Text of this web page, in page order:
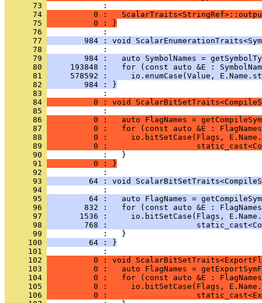
      73
      74
0 :
      75
          0 : }
      76
      77
984 : void
      78
      79
984 :   auto SymbolNames =
      80
193848 :   for (const auto &E :
      81
578592 :     io.enumCase(Value,
      82
        984 : }
      83
      84
0 : void
      85
      86
0 :   auto FlagNames =
      87
0 :   for (const auto &E :
      88
0 :     io.bitSetCase(Flags,
      89
0 :
      90
      91
          0 : }
      92
      93
64 : void
      94
      95
64 :   auto FlagNames =
      96
832 :   for (const auto &E :
      97
1536 :     io.bitSetCase(Flags,
      98
768 :
      99
     100
         64 : }
     101
     102
0 : void
     103
0 :   auto FlagNames =
     104
0 :   for (const auto &E :
     105
0 :     io.bitSetCase(Flags,
     106
0 :